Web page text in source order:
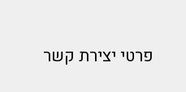
פרטי יצירת קשר